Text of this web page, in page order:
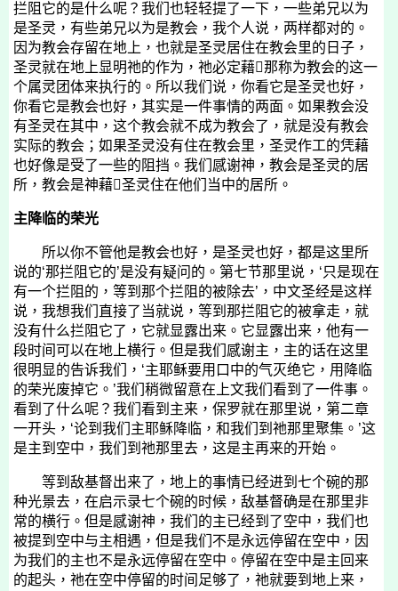
拦阻它的是什么呢？我们也轻轻提了一下，一些弟兄以为
是圣灵，有些弟兄以为是教会，我个人说，两样都对的。
因为教会存留在地上，也就是圣灵居住在教会里的日子，
圣灵就在地上显明祂的作为，祂必定藉那称为教会的这一
个属灵团体来执行的。所以我们说，你看它是圣灵也好，
你看它是教会也好，其实是一件事情的两面。如果教会没
有圣灵在其中，这个教会就不成为教会了，就是没有教会
实际的教会；如果圣灵没有住在教会里，圣灵作工的凭藉
也好像是受了一些的阻挡。我们感谢神，教会是圣灵的居
所，教会是神藉圣灵住在他们当中的居所。
主降临的荣光
所以你不管他是教会也好，是圣灵也好，都是这里所
说的‘那拦阻它的’是没有疑问的。第七节那里说，‘只是现在
有一个拦阻的，等到那个拦阻的被除去’，中文圣经是这样
说，我想我们直接了当就说，等到那拦阻它的被拿走，就
没有什么拦阻它了，它就显露出来。它显露出来，他有一
段时间可以在地上横行。但是我们感谢主，主的话在这里
很明显的告诉我们，‘主耶稣要用口中的气灭绝它，用降临
的荣光废掉它。’我们稍微留意在上文我们看到了一件事。
看到了什么呢？我们看到主来，保罗就在那里说，第二章
一开头，‘论到我们主耶稣降临，和我们到祂那里聚集。’这
是主到空中，我们到祂那里去，这是主再来的开始。
等到敌基督出来了，地上的事情已经进到七个碗的那
种光景去，在启示录七个碗的时候，敌基督确是在那里非
常的横行。但是感谢神，我们的主已经到了空中，我们也
被提到空中与主相遇，但是我们不是永远停留在空中，因
为我们的主也不是永远停留在空中。停留在空中是主回来
的起头，祂在空中停留的时间足够了，祂就要到地上来，